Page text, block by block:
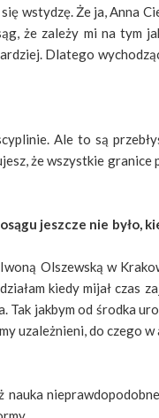
wstydzę. Że ja, Anna
że zależy mi na tym
Dlatego
Ale to są
że wszystkie granice
jeszcze nie było,
Olszewską w
kiedy mijał czas
Tak jakbym od środka
uzależnieni, do czego